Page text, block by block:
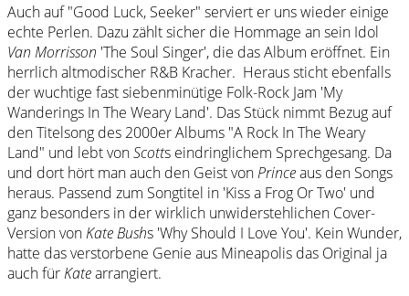
Auch auf "Good Luck, Seeker" serviert er uns wieder einige
echte Perlen. Dazu zählt sicher die Hommage an sein Idol
Van Morrisson 'The Soul Singer', die das Album eröffnet. Ein
herrlich altmodischer R&B Kracher. Heraus sticht ebenfalls
der wuchtige fast siebenminütige Folk-Rock Jam 'My
Wanderings In The Weary Land'. Das Stück nimmt Bezug auf
den Titelsong des 2000er Albums "A Rock In The Weary
Land" und lebt vonScotts eindringlichem Sprechgesang. Da
und dort hört man auch den Geist vonPrinceaus den Songs
heraus. Passend zum Songtitel in 'Kiss a Frog Or Two' und
ganz besonders in der wirklich unwiderstehlichen Cover-
Version vonKate Bushs 'Why Should I Love You'. Kein Wunder,
hatte das verstorbene Genie aus Mineapolis das Original ja
auch fürKatearrangiert.